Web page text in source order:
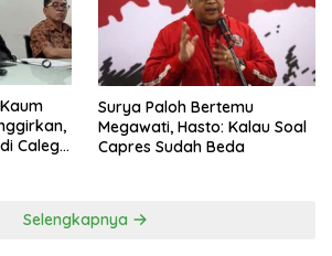
Caleg
Surya Paloh Bertemu
Megawati, Hasto: Kalau Soal
Capres Sudah Beda
Selengkapnya